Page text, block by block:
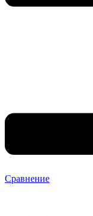
Сравнение